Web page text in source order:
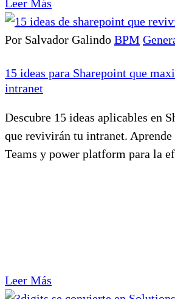
Leer Más
Por Salvador Galindo BPM
15 ideas para Sharepoint que
intranet
Descubre 15 ideas aplicables en
que revivirán tu intranet. Aprende
Teams y power platform para la
Leer Más